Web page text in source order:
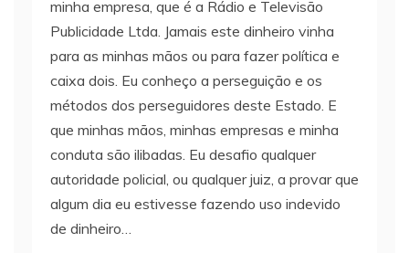
minha empresa, que é a Rádio e Televisão
Publicidade Ltda. Jamais este dinheiro vinha
para as minhas mãos ou para fazer política e
caixa dois. Eu conheço a perseguição e os
métodos dos perseguidores deste Estado. E
que minhas mãos, minhas empresas e minha
conduta são ilibadas. Eu desafio qualquer
autoridade policial, ou qualquer juiz, a provar que
algum dia eu estivesse fazendo uso indevido
de dinheiro…